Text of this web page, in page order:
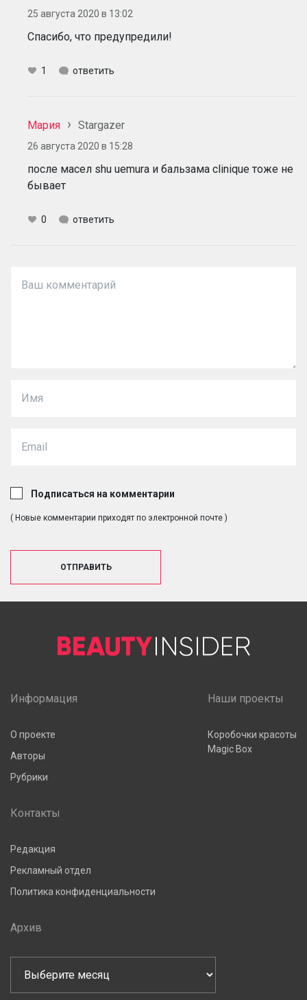
25 августа 2020 в 13:02
Спасибо, что предупредили!
1 ответить
Мария Stargazer
26 августа 2020 в 15:28
после масел shu uemura и бальзама clinique тоже не
бывает
0 ответить
Подписаться на комментарии
( Новые комментарии приходят по электронной почте )
ОТПРАВИТЬ
Информация
О проекте
Авторы
Рубрики
Наши проекты
Коробочки красоты
Magic Box
Контакты
Редакция
Рекламный отдел
Политика конфиденциальности
Архив